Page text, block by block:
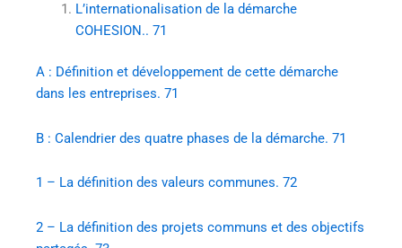
L’internationalisation de la démarche
COHESION.. 71
A : Définition et développement de cette démarche
dans les entreprises. 71
B : Calendrier des quatre phases de la démarche. 71
1 – La définition des valeurs communes. 72
2 – La définition des projets communs et des objectifs